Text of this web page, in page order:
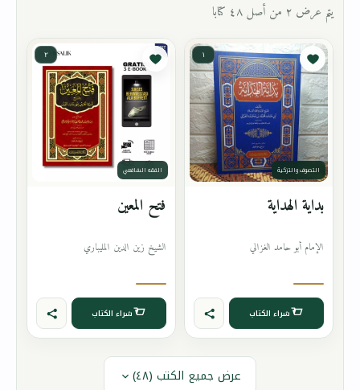
يتم عرض ٢ من أصل ٤٨ كتابا
١
التصوف والتزكية
بداية الهداية
الإمام أبو حامد الغزالي
شراء الكتاب
٢
الفقه الشافعي
فتح المعين
الشيخ زين الدين المليباري
شراء الكتاب
عرض جميع الكتب (٤٨)